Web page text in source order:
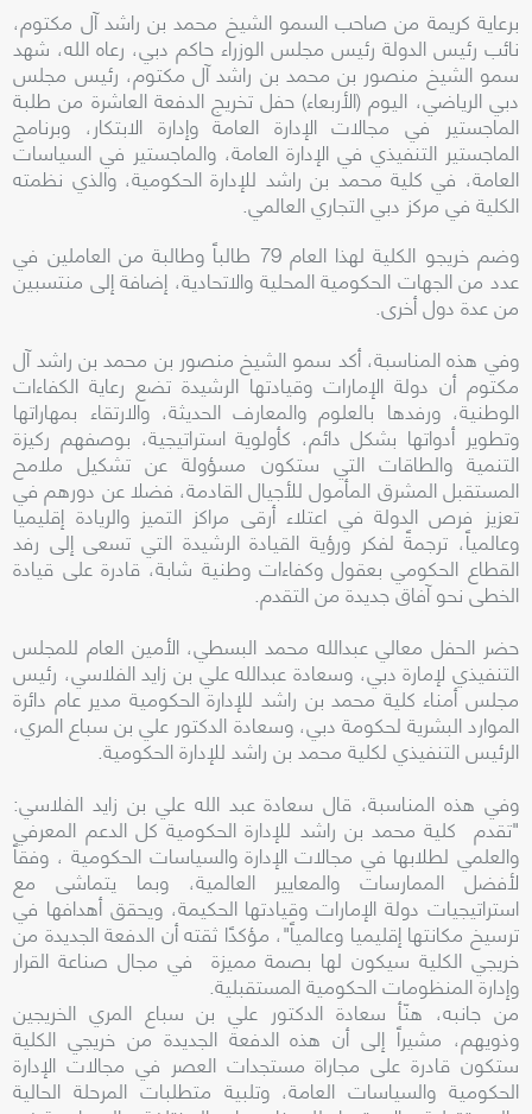
برعاية كريمة من صاحب السمو الشيخ محمد بن راشد آل مكتوم،
نائب رئيس الدولة رئيس مجلس الوزراء حاكم دبي، رعاه الله، شهد
سمو الشيخ منصور بن محمد بن راشد آل مكتوم، رئيس مجلس
دبي الرياضي، اليوم (الأربعاء) حفل تخريج الدفعة العاشرة من طلبة
الماجستير في مجالات الإدارة العامة وإدارة الابتكار، وبرنامج
الماجستير التنفيذي في الإدارة العامة، والماجستير في السياسات
العامة، في كلية محمد بن راشد للإدارة الحكومية، والذي نظمته
الكلية في مركز دبي التجاري العالمي.
وضم خريجو الكلية لهذا العام 79 طالباً وطالبة من العاملين في
عدد من الجهات الحكومية المحلية والاتحادية، إضافة إلى منتسبين
من عدة دول أخرى.
وفي هذه المناسبة، أكد سمو الشيخ منصور بن محمد بن راشد آل
مكتوم أن دولة الإمارات وقيادتها الرشيدة تضع رعاية الكفاءات
الوطنية، ورفدها بالعلوم والمعارف الحديثة، والارتقاء بمهاراتها
وتطوير أدواتها بشكل دائم، كأولوية استراتيجية، بوصفهم ركيزة
التنمية والطاقات التي ستكون مسؤولة عن تشكيل ملامح
المستقبل المشرق المأمول للأجيال القادمة، فضلا عن دورهم في
تعزيز فرص الدولة في اعتلاء أرقى مراكز التميز والريادة إقليميا
وعالمياً، ترجمةً لفكر ورؤية القيادة الرشيدة التي تسعى إلى رفد
القطاع الحكومي بعقول وكفاءات وطنية شابة، قادرة على قيادة
الخطى نحو آفاق جديدة من التقدم.
حضر الحفل معالي عبدالله محمد البسطي، الأمين العام للمجلس
التنفيذي لإمارة دبي، وسعادة عبدالله علي بن زايد الفلاسي، رئيس
مجلس أمناء كلية محمد بن راشد للإدارة الحكومية مدير عام دائرة
الموارد البشرية لحكومة دبي، وسعادة الدكتور علي بن سباع المري،
الرئيس التنفيذي لكلية محمد بن راشد للإدارة الحكومية.
وفي هذه المناسبة، قال سعادة عبد الله علي بن زايد الفلاسي:
"تقدم كلية محمد بن راشد للإدارة الحكومية كل الدعم المعرفي
والعلمي لطلابها في مجالات الإدارة والسياسات الحكومية ، وفقاً
لأفضل الممارسات والمعايير العالمية، وبما يتماشى مع
استراتيجيات دولة الإمارات وقيادتها الحكيمة، ويحقق أهدافها في
ترسيخ مكانتها إقليميا وعالمياً"، مؤكدًا ثقته أن الدفعة الجديدة من
خريجي الكلية سيكون لها بصمة مميزة في مجال صناعة القرار
وإدارة المنظومات الحكومية المستقبلية.
من جانبه، هنّأ سعادة الدكتور علي بن سباع المري الخريجين
وذويهم، مشيراً إلى أن هذه الدفعة الجديدة من خريجي الكلية
ستكون قادرة على مجاراة مستجدات العصر في مجالات الإدارة
الحكومية والسياسات العامة، وتلبية متطلبات المرحلة الحالية